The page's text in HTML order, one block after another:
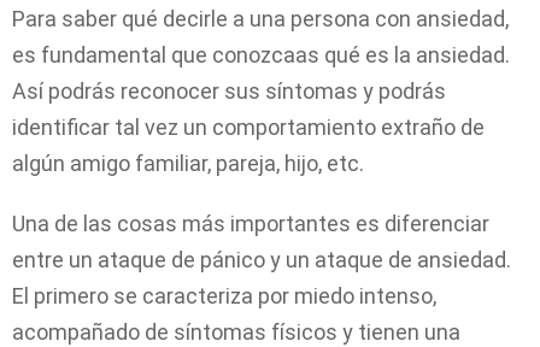
Para saber qué decirle a una persona con ansiedad,
es fundamental que conozcaas qué es la ansiedad.
Así podrás reconocer sus síntomas y podrás
identificar tal vez un comportamiento extraño de
algún amigo familiar, pareja, hijo, etc.
Una de las cosas más importantes es diferenciar
entre un ataque de pánico y un ataque de ansiedad.
El primero se caracteriza por miedo intenso,
acompañado de síntomas físicos y tienen una